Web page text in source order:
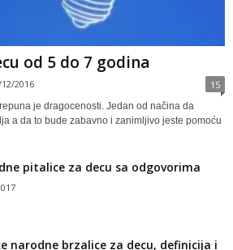
od 5 do 7 godina
2016 15
je dragocenosti. Jedan od načina da
a da to bude zabavno i zanimljivo jeste pomoću
pitalice za decu sa odgovorima
narodne brzalice za decu, definicija i